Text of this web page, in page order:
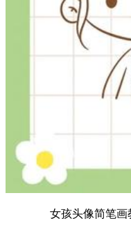
女孩头像简笔画